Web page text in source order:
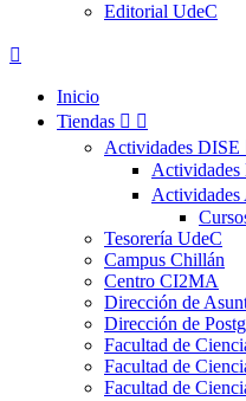
Editorial UdeC

Inicio
Tiendas  
Actividades DISE
Actividades
Actividades
Tesorería UdeC
Campus Chillán
Centro CI2MA
Dirección de
Dirección de
Facultad de
Facultad de
Facultad de